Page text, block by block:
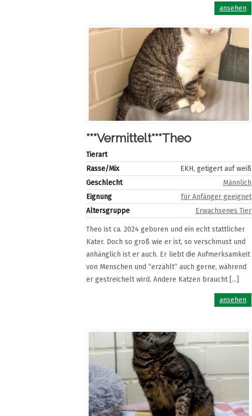
ansehen
***Vermittelt***Theo
Tierart
Rasse/Mix
EKH, getigert auf weiß
Geschlecht
Männlich
Eignung
für Anfänger geeignet
Altersgruppe
Erwachsenes Tier
Theo ist ca. 2024 geboren und ein echt stattlicher
Kater. Doch so groß wie er ist, so verschmust und
anhänglich ist er auch. Er liebt die Aufmerksamkeit
von Menschen und “erzählt” auch gerne, während
er gestreichelt wird. Andere Katzen braucht [...]
ansehen